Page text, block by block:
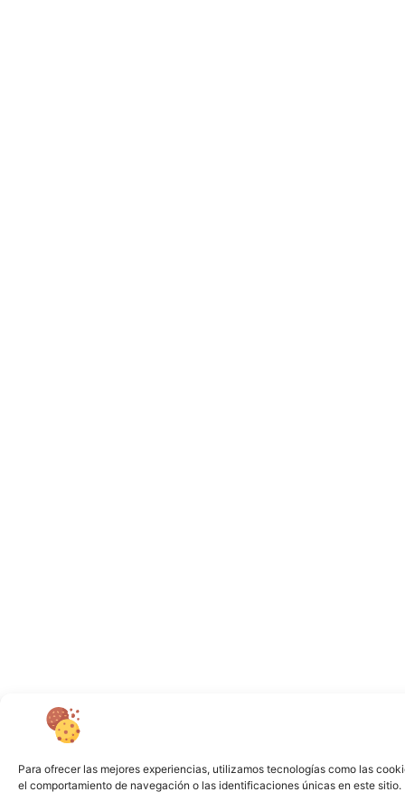
Para ofrecer las mejores experiencias, utilizamos tecnologías como las
el comportamiento de navegación o las identificaciones únicas en este